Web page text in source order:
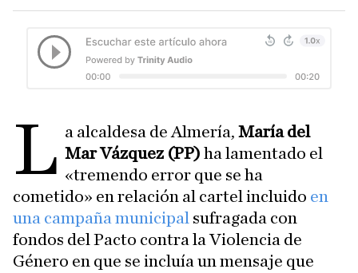
L a alcaldesa de Almería,María del
Mar Vázquez (PP) ha lamentado el
«tremendo error que se ha
cometido» en relación al cartel incluido en
una campaña municipal sufragada con
fondos del Pacto contra la Violencia de
Género en que se incluía un mensaje que